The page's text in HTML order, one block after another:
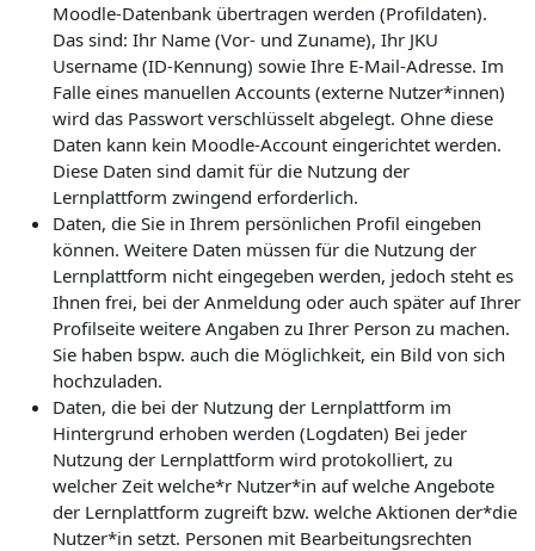
Moodle-Datenbank übertragen werden (Profildaten).
Das sind: Ihr Name (Vor- und Zuname), Ihr JKU
Username (ID-Kennung) sowie Ihre E-Mail-Adresse. Im
Falle eines manuellen Accounts (externe Nutzer*innen)
wird das Passwort verschlüsselt abgelegt. Ohne diese
Daten kann kein Moodle-Account eingerichtet werden.
Diese Daten sind damit für die Nutzung der
Lernplattform zwingend erforderlich.
Daten, die Sie in Ihrem persönlichen Profil eingeben
können. Weitere Daten müssen für die Nutzung der
Lernplattform nicht eingegeben werden, jedoch steht es
Ihnen frei, bei der Anmeldung oder auch später auf Ihrer
Profilseite weitere Angaben zu Ihrer Person zu machen.
Sie haben bspw. auch die Möglichkeit, ein Bild von sich
hochzuladen.
Daten, die bei der Nutzung der Lernplattform im
Hintergrund erhoben werden (Logdaten) Bei jeder
Nutzung der Lernplattform wird protokolliert, zu
welcher Zeit welche*r Nutzer*in auf welche Angebote
der Lernplattform zugreift bzw. welche Aktionen der*die
Nutzer*in setzt. Personen mit Bearbeitungsrechten